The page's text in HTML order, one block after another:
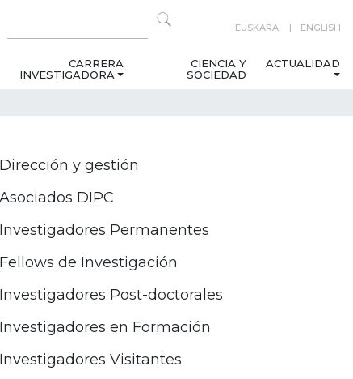
EUSKARA ENGLISH
CARRERA
INVESTIGADORA
CIENCIA Y
SOCIEDAD
ACTUALIDAD
Dirección y gestión
Asociados DIPC
Investigadores Permanentes
Fellows de Investigación
Investigadores Post-doctorales
Investigadores en Formación
Investigadores Visitantes